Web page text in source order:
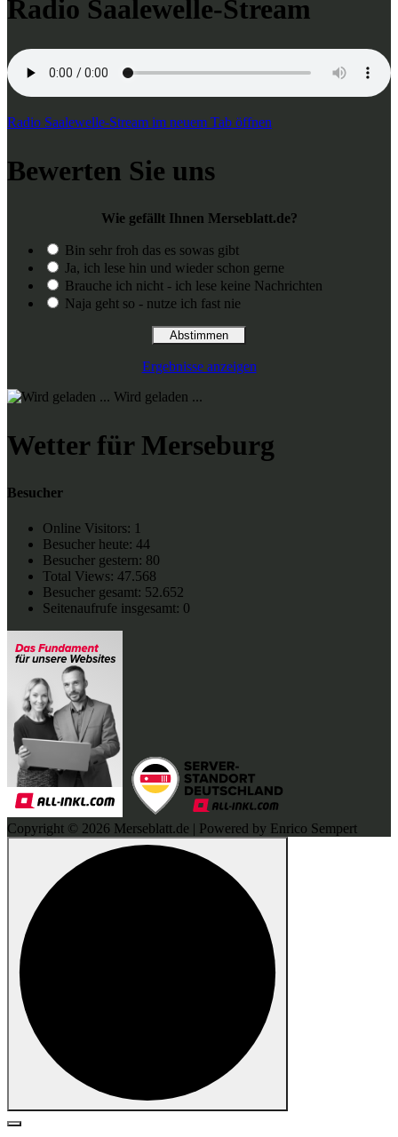
Radio Saalewelle-Stream
Radio Saalewelle-Stream im neuem Tab öffnen
Bewerten Sie uns
Wie gefällt Ihnen Merseblatt.de?
Bin sehr froh das es sowas gibt
Ja, ich lese hin und wieder schon gerne
Brauche ich nicht - ich lese keine Nachrichten
Naja geht so - nutze ich fast nie
Ergebnisse anzeigen
Wird geladen ...
Wetter für Merseburg
Besucher
Online Visitors: 1
Besucher heute: 44
Besucher gestern: 80
Total Views: 47.568
Besucher gesamt: 52.652
Seitenaufrufe insgesamt: 0
Copyright © 2026 Merseblatt.de | Powered by Enrico Sempert